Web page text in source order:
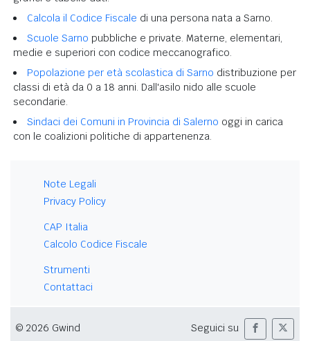
Calcola il Codice Fiscale di una persona nata a Sarno.
Scuole Sarno pubbliche e private. Materne, elementari,
medie e superiori con codice meccanografico.
Popolazione per età scolastica di Sarno distribuzione per
classi di età da 0 a 18 anni. Dall'asilo nido alle scuole
secondarie.
Sindaci dei Comuni in Provincia di Salerno oggi in carica
con le coalizioni politiche di appartenenza.
Note Legali
Privacy Policy
CAP Italia
Calcolo Codice Fiscale
Strumenti
Contattaci
© 2026 Gwind Seguici su